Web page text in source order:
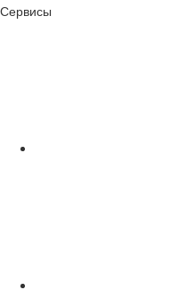
Сервисы